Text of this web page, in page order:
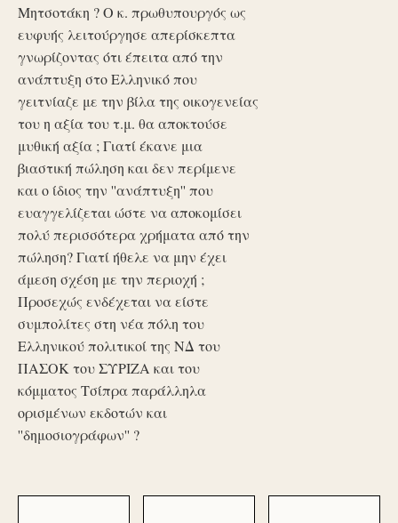
Μητσοτάκη ? Ο κ. πρωθυπουργός ως
ευφυής λειτούργησε απερίσκεπτα
γνωρίζοντας ότι έπειτα από την
ανάπτυξη στο Ελληνικό που
γειτνίαζε με την βίλα της οικογενείας
του η αξία του τ.μ. θα αποκτούσε
μυθική αξία ; Γιατί έκανε μια
βιαστική πώληση και δεν περίμενε
και ο ίδιος την ''ανάπτυξη'' που
ευαγγελίζεται ώστε να αποκομίσει
πολύ περισσότερα χρήματα από την
πώληση? Γιατί ήθελε να μην έχει
άμεση σχέση με την περιοχή ;
Προσεχώς ενδέχεται να είστε
συμπολίτες στη νέα πόλη του
Ελληνικού πολιτικοί της ΝΔ του
ΠΑΣΟΚ του ΣΥΡΙΖΑ και του
κόμματος Τσίπρα παράλληλα
ορισμένων εκδοτών και
''δημοσιογράφων'' ?